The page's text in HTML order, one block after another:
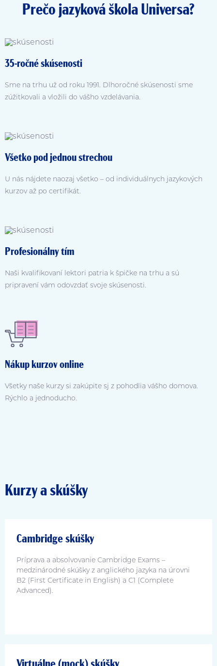
Prečo jazyková škola Universa?
35-ročné skúsenosti
Sme na trhu už od roku 1991. Dlhoročné skúsenosti sme
zúžitkovali a vložili do vášho vzdelávania.
Všetko pod jednou strechou
U nás nájdete naozaj všetko – od individuálnych jazykových
kurzov až po certifikát.
Profesionálny tím
Naši kvalifikovaní lektori patria k špičke na trhu a sú
pripravení vám odovzdať svoje skúsenosti.
Nákup kurzov online
Všetky naše kurzy si zakúpite sj z pohodlia vášho domova.
Rýchlo a jednoducho.
Kurzy a skúšky
Cambridge skúšky
Príprava a absolvovanie Cambridge Exams –
medzinárodné skúšky z anglického jazyka na úrovni
B2 (First Certificate in English) a C1 (Complete
Advanced).